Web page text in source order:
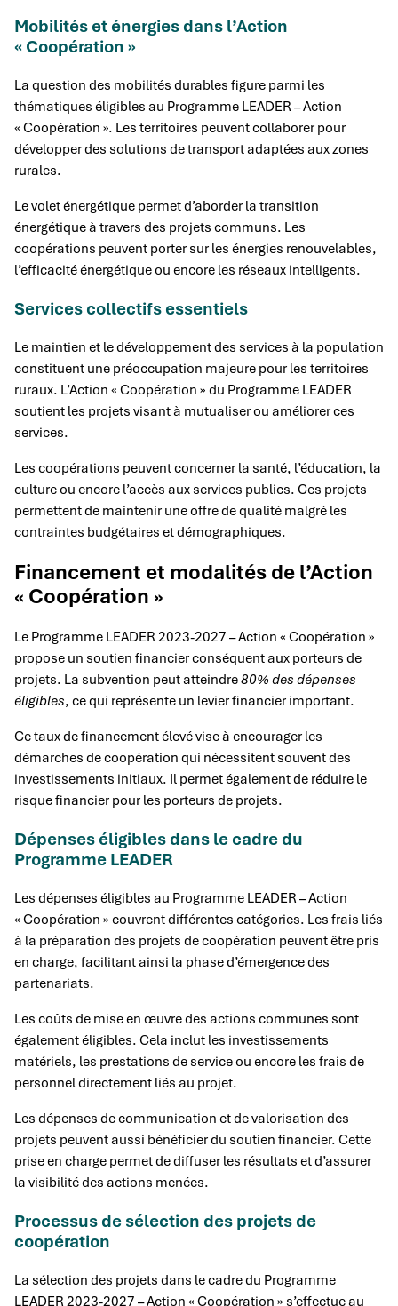
Mobilités et énergies dans l’Action
« Coopération »
La question des mobilités durables figure parmi les
thématiques éligibles au Programme LEADER – Action
« Coopération ». Les territoires peuvent collaborer pour
développer des solutions de transport adaptées aux zones
rurales.
Le volet énergétique permet d’aborder la transition
énergétique à travers des projets communs. Les
coopérations peuvent porter sur les énergies renouvelables,
l’efficacité énergétique ou encore les réseaux intelligents.
Services collectifs essentiels
Le maintien et le développement des services à la population
constituent une préoccupation majeure pour les territoires
ruraux. L’Action « Coopération » du Programme LEADER
soutient les projets visant à mutualiser ou améliorer ces
services.
Les coopérations peuvent concerner la santé, l’éducation, la
culture ou encore l’accès aux services publics. Ces projets
permettent de maintenir une offre de qualité malgré les
contraintes budgétaires et démographiques.
Financement et modalités de l’Action
« Coopération »
Le Programme LEADER 2023-2027 – Action « Coopération »
propose un soutien financier conséquent aux porteurs de
projets. La subvention peut atteindre80% des dépenses
éligibles, ce qui représente un levier financier important.
Ce taux de financement élevé vise à encourager les
démarches de coopération qui nécessitent souvent des
investissements initiaux. Il permet également de réduire le
risque financier pour les porteurs de projets.
Dépenses éligibles dans le cadre du
Programme LEADER
Les dépenses éligibles au Programme LEADER – Action
« Coopération » couvrent différentes catégories. Les frais liés
à la préparation des projets de coopération peuvent être pris
en charge, facilitant ainsi la phase d’émergence des
partenariats.
Les coûts de mise en œuvre des actions communes sont
également éligibles. Cela inclut les investissements
matériels, les prestations de service ou encore les frais de
personnel directement liés au projet.
Les dépenses de communication et de valorisation des
projets peuvent aussi bénéficier du soutien financier. Cette
prise en charge permet de diffuser les résultats et d’assurer
la visibilité des actions menées.
Processus de sélection des projets de
coopération
La sélection des projets dans le cadre du Programme
LEADER 2023-2027 – Action « Coopération » s’effectue au